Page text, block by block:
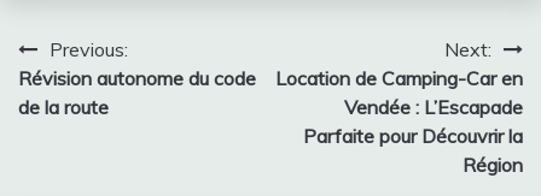
Navigation
de
Previous:
Révision autonome du code
de la route
Next:
Location de Camping-Car en
Vendée : L’Escapade
Parfaite pour Découvrir la
Région